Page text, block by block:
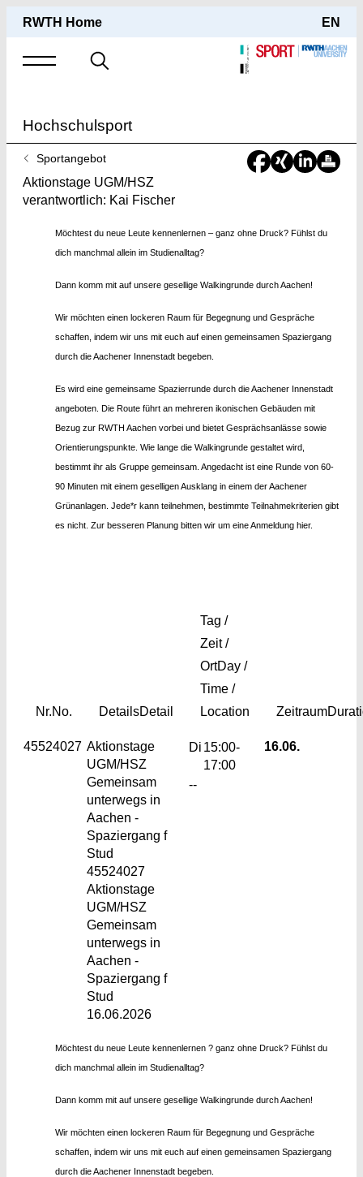
RWTH Home EN
Suche
Hochschulsport
Sie
sind
hier:
Sportangebot
Aktionstage UGM/HSZ
verantwortlich: Kai Fischer
Möchtest du neue Leute kennenlernen – ganz ohne Druck? Fühlst du
dich manchmal allein im Studienalltag?
Dann komm mit auf unsere gesellige Walkingrunde durch Aachen!
Wir möchten einen lockeren Raum für Begegnung und Gespräche
schaffen, indem wir uns mit euch auf einen gemeinsamen Spaziergang
durch die Aachener Innenstadt begeben.
Es wird eine gemeinsame Spazierrunde durch die Aachener Innenstadt
angeboten. Die Route führt an mehreren ikonischen Gebäuden mit
Bezug zur RWTH Aachen vorbei und bietet Gesprächsanlässe sowie
Orientierungspunkte. Wie lange die Walkingrunde gestaltet wird,
bestimmt ihr als Gruppe gemeinsam. Angedacht ist eine Runde von 60-
90 Minuten mit einem geselligen Ausklang in einem der Aachener
Grünanlagen. Jede*r kann teilnehmen, bestimmte Teilnahmekriterien gibt
es nicht. Zur besseren Planung bitten wir um eine Anmeldung hier.
Nr.No. DetailsDetail
Tag /
Zeit /
OrtDay /
Time /
Location
Zeitraum
45524027 Aktionstage
UGM/HSZ
Gemeinsam
unterwegs in
Aachen -
Spaziergang f
Stud
45524027
Aktionstage
UGM/HSZ
Gemeinsam
unterwegs in
Aachen -
Spaziergang f
Stud
16.06.2026
Di 15:00-
17:00
--
16.06.
Möchtest du neue Leute kennenlernen ? ganz ohne Druck? Fühlst du
dich manchmal allein im Studienalltag?
Dann komm mit auf unsere gesellige Walkingrunde durch Aachen!
Wir möchten einen lockeren Raum für Begegnung und Gespräche
schaffen, indem wir uns mit euch auf einen gemeinsamen Spaziergang
durch die Aachener Innenstadt begeben.